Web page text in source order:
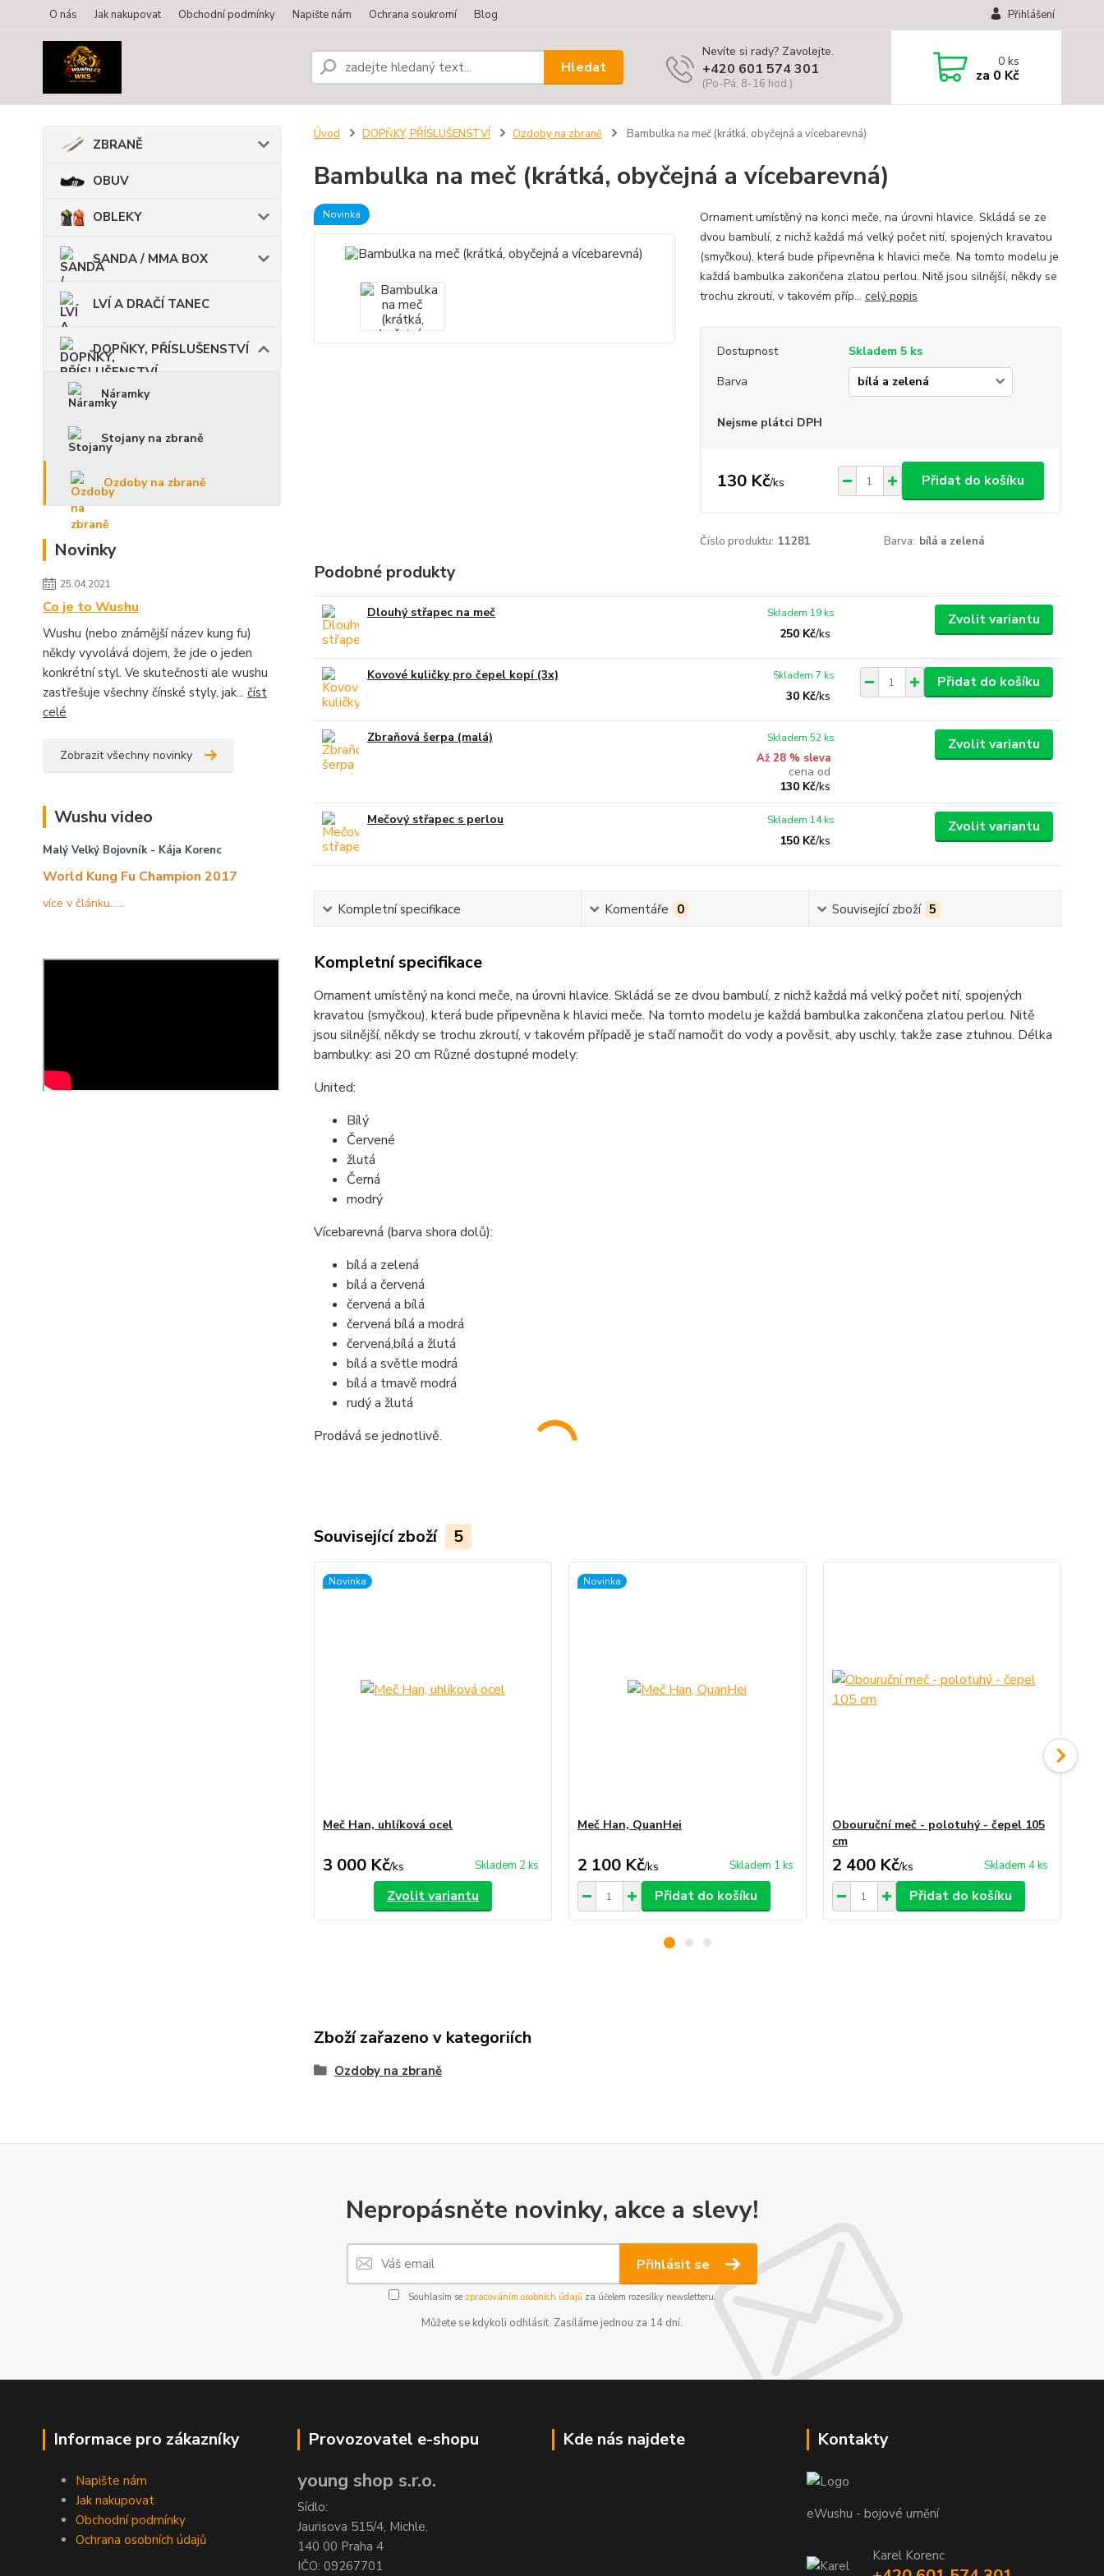
O nás Jak nakupovat Obchodní podmínky Napište nám Ochrana soukromí Blog Přihlášení
Hledat
Nevíte si rady? Zavolejte.
+420 601 574 301
(Po-Pá, 8-16 hod.)
0ks
za 0 Kč
ZBRANĚ
OBUV
OBLEKY
SANDA / MMA BOX
LVÍ A DRAČÍ TANEC
DOPŇKY, PŘÍSLUŠENSTVÍ
Náramky
Stojany na zbraně
Ozdoby na zbraně
Novinky
25.04.2021
Co je to Wushu
Wushu (nebo známější název kung fu)
někdy vyvolává dojem, že jde o jeden
konkrétní styl. Ve skutečnosti ale wushu
zastřešuje všechny čínské styly, jak... číst
celé
Zobrazit všechny novinky
Wushu video
Malý Velký Bojovník- Kája Korenc
World Kung Fu Champion 2017
více v článku......
Úvod DOPŇKY, PŘÍSLUŠENSTVÍ Ozdoby na zbraně Bambulka na meč (krátká, obyčejná a vícebarevná)
Bambulka na meč (krátká, obyčejná a vícebarevná)
Novinka
Ornament umístěný na konci meče, na úrovni hlavice. Skládá se ze
dvou bambulí, z nichž každá má velký počet nití, spojených kravatou
(smyčkou), která bude připevněna k hlavici meče. Na tomto modelu je
každá bambulka zakončena zlatou perlou. Nitě jsou silnější, někdy se
trochu zkroutí, v takovém příp... celý popis
Dostupnost
Skladem 5 ks
Barva
Nejsme plátci DPH
130 Kč/ks Přidat do košíku
Číslo produktu: 11281 Barva: bílá a zelená
Podobné produkty
Dlouhý střapec na meč
250 Kč/ks
Skladem 19 ks Zvolit variantu
Kovové kuličky pro čepel kopí (3x)
30 Kč/ks
Skladem 7 ks Přidat do košíku
Zbraňová šerpa (malá)
Až 28 % sleva
cena od
130 Kč/ks
Skladem 52 ks Zvolit variantu
Mečový střapec s perlou
150 Kč/ks
Skladem 14 ks Zvolit variantu
Kompletní specifikace Komentáře 0 Související zboží 5
Kompletní specifikace
Ornament umístěný na konci meče, na úrovni hlavice. Skládá se ze dvou bambulí, z nichž každá má velký počet nití, spojených
kravatou (smyčkou), která bude připevněna k hlavici meče. Na tomto modelu je každá bambulka zakončena zlatou perlou. Nitě
jsou silnější, někdy se trochu zkroutí, v takovém případě je stačí namočit do vody a pověsit, aby uschly, takže zase ztuhnou. Délka
bambulky: asi 20 cm Různé dostupné modely:
United:
Bílý
Červené
žlutá
Černá
modrý
Vícebarevná (barva shora dolů):
bílá a zelená
bílá a červená
červená a bílá
červená bílá a modrá
červená,bílá a žlutá
bílá a světle modrá
bílá a tmavě modrá
rudý a žlutá
Prodává se jednotlivě.
Související zboží 5
Novinka
Meč Han, uhlíková ocel
3 000 Kč/ks Skladem 2 ks
Zvolit variantu
Novinka
Meč Han, QuanHei
2 100 Kč/ks Skladem 1 ks
Přidat do košíku
Obouruční meč - polotuhý - čepel 105
cm
2 400 Kč/ks Skladem 4 ks
Přidat do košíku
Zboží zařazeno v kategoriích
Ozdoby na zbraně
Nepropásněte novinky, akce a slevy!
Přihlásit se
Souhlasím se zpracováním osobních údajůza účelem rozesílky newsletteru.
Můžete se kdykoli odhlásit. Zasíláme jednou za 14 dní.
Informace pro zákazníky
Napište nám
Jak nakupovat
Obchodní podmínky
Ochrana osobních údajů
Provozovatel e-shopu
young shop s.r.o.
Sídlo:
Jaurisova 515/4, Michle,
140 00 Praha 4
IČO: 09267701
Kde nás najdete Kontakty
eWushu - bojové umění
Karel Korenc